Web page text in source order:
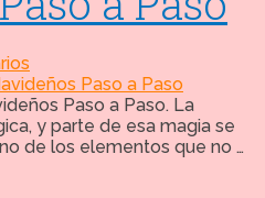
Paso a Paso. La
y parte de esa magia se
de los elementos que no …